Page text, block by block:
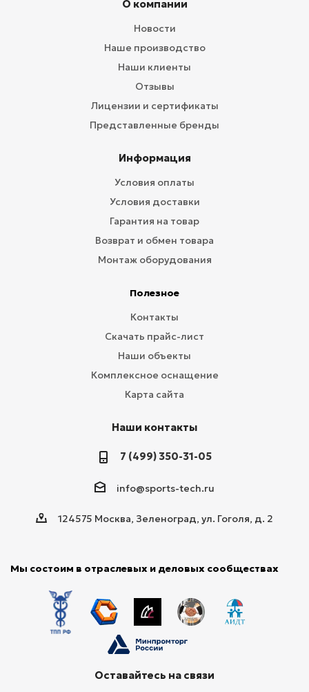
О компании
Новости
Наше производство
Наши клиенты
Отзывы
Лицензии и сертификаты
Представленные бренды
Информация
Условия оплаты
Условия доставки
Гарантия на товар
Возврат и обмен товара
Монтаж оборудования
Полезное
Контакты
Скачать прайс-лист
Наши объекты
Комплексное оснащение
Карта сайта
Наши контакты
7 (499) 350-31-05
info@sports-tech.ru
124575 Москва, Зеленоград, ул. Гоголя, д. 2
Мы состоим в отраслевых и деловых сообществах
Оставайтесь на связи